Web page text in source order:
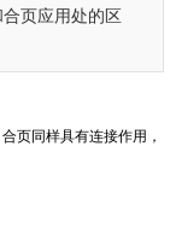
页应用处的区
页同样具有连接作用，